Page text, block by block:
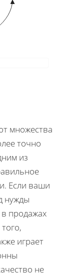
множества
точно
из
Если ваши
нужды
продажах
играет
не